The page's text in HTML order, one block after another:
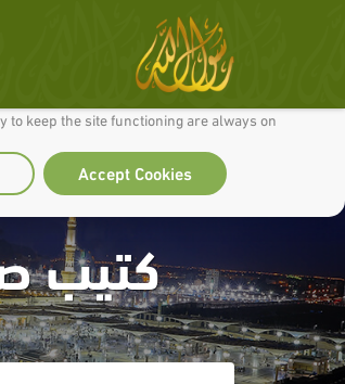
well for you and so we can continually improve it.
to keep the site functioning are always on
Accept Cookies
كتيب